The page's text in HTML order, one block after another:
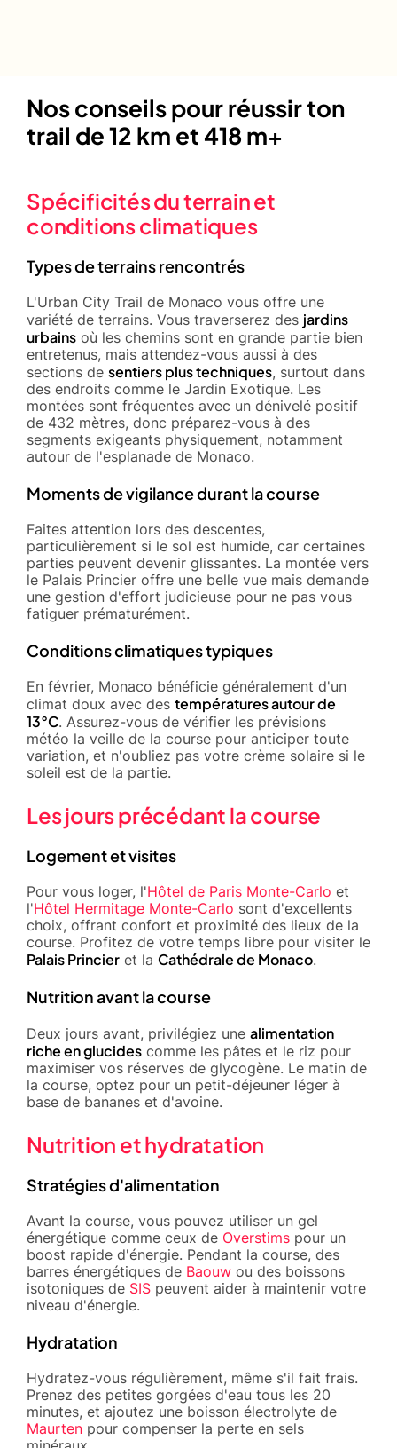
Nos conseils pour réussir ton
trail de 12 km et 418 m+
Spécificités du terrain et
conditions climatiques
Types de terrains rencontrés
L'Urban City Trail de Monaco vous offre une
variété de terrains. Vous traverserez des jardins
urbains où les chemins sont en grande partie bien
entretenus, mais attendez-vous aussi à des
sections de sentiers plus techniques, surtout dans
des endroits comme le Jardin Exotique. Les
montées sont fréquentes avec un dénivelé positif
de 432 mètres, donc préparez-vous à des
segments exigeants physiquement, notamment
autour de l'esplanade de Monaco.
Moments de vigilance durant la course
Faites attention lors des descentes,
particulièrement si le sol est humide, car certaines
parties peuvent devenir glissantes. La montée vers
le Palais Princier offre une belle vue mais demande
une gestion d'effort judicieuse pour ne pas vous
fatiguer prématurément.
Conditions climatiques typiques
En février, Monaco bénéficie généralement d'un
climat doux avec des températures autour de
13°C. Assurez-vous de vérifier les prévisions
météo la veille de la course pour anticiper toute
variation, et n'oubliez pas votre crème solaire si le
soleil est de la partie.
Les jours précédant la course
Logement et visites
Pour vous loger, l'Hôtel de Paris Monte-Carlo et
l'Hôtel Hermitage Monte-Carlo sont d'excellents
choix, offrant confort et proximité des lieux de la
course. Profitez de votre temps libre pour visiter le
Palais Princier et la Cathédrale de Monaco.
Nutrition avant la course
Deux jours avant, privilégiez une alimentation
riche en glucides comme les pâtes et le riz pour
maximiser vos réserves de glycogène. Le matin de
la course, optez pour un petit-déjeuner léger à
base de bananes et d'avoine.
Nutrition et hydratation
Stratégies d'alimentation
Avant la course, vous pouvez utiliser un gel
énergétique comme ceux de Overstims pour un
boost rapide d'énergie. Pendant la course, des
barres énergétiques de Baouw ou des boissons
isotoniques de SIS peuvent aider à maintenir votre
niveau d'énergie.
Hydratation
Hydratez-vous régulièrement, même s'il fait frais.
Prenez des petites gorgées d'eau tous les 20
minutes, et ajoutez une boisson électrolyte de
Maurten pour compenser la perte en sels